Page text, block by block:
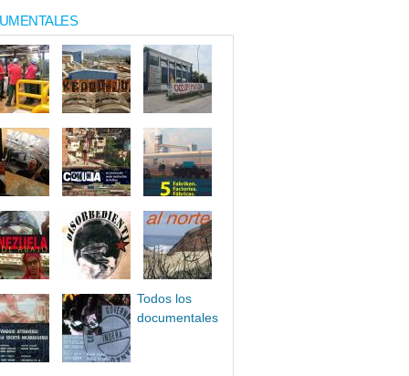
Todos los
documentales